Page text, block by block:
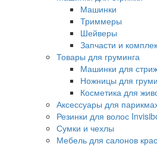
Машинки
Триммеры
Шейверы
Запчасти и
Товары для груминга
Машинки для
Ножницы для
Косметика для
Аксессуары для
Резинки для волос
Сумки и чехлы
Мебель для салонов